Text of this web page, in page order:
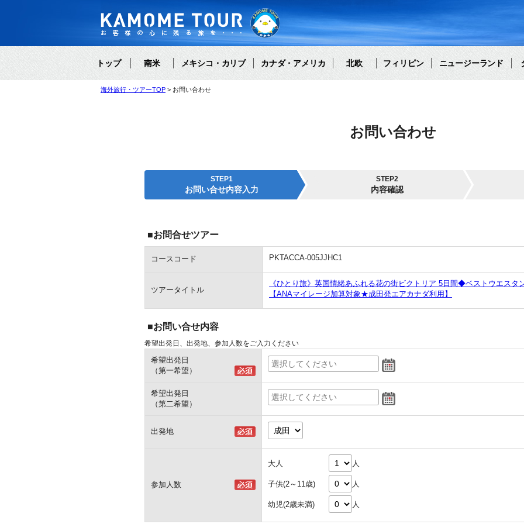
トップ 南米 メキシコ・カリブ カナダ・アメリカ 北欧 フィリピン ニュージーランド
海外旅行・ツアーTOP お問い合わせ
お問い合わせ
STEP1
お問い合せ内容入力
STEP2
内容確認
■お問合せツアー
コースコード PKTACCA-005JJHC1
ツアータイトル
《ひとり旅》英国情緒あふれる花の街ビクトリア 5日間◆ベストウエスタ
【ANAマイレージ加算対象★成田発エアカナダ利用】
■お問い合せ内容
希望出発日、出発地、参加人数をご入力ください
希望出発日
（第一希望）
希望出発日
（第二希望）
出発地
参加人数
大人 人
子供(2～11歳) 人
幼児(2歳未満) 人